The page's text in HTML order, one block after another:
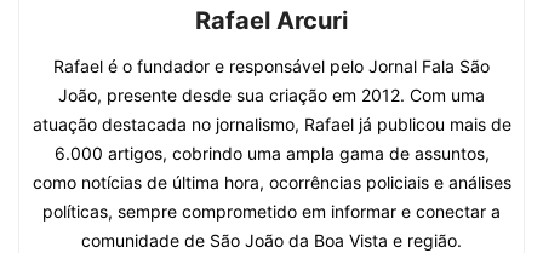
Rafael Arcuri
Rafael é o fundador e responsável pelo Jornal Fala São
João, presente desde sua criação em 2012. Com uma
atuação destacada no jornalismo, Rafael já publicou mais de
6.000 artigos, cobrindo uma ampla gama de assuntos,
como notícias de última hora, ocorrências policiais e análises
políticas, sempre comprometido em informar e conectar a
comunidade de São João da Boa Vista e região.